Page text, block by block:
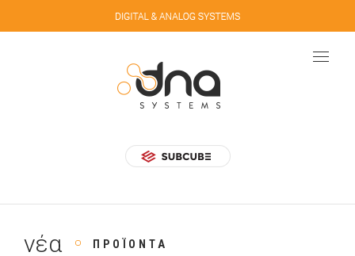
νέα ΠΡΟΪΌΝΤΑ